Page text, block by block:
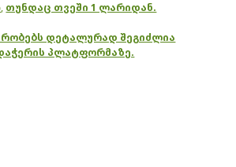
, თუნდაც თვეში 1 ლარიდან.
დეტალურად შეგიძლია
პლატფორმაზე.